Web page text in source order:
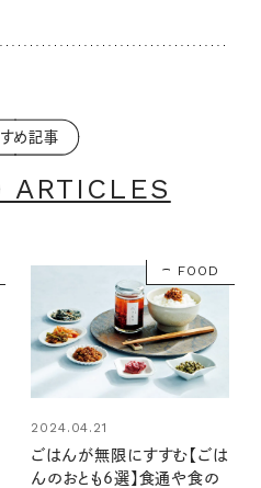
め記事
ARTICLES
FOOD
2024.04.21
ごはんが無限にすすむ【ごは
んのおとも6選】食通や食の